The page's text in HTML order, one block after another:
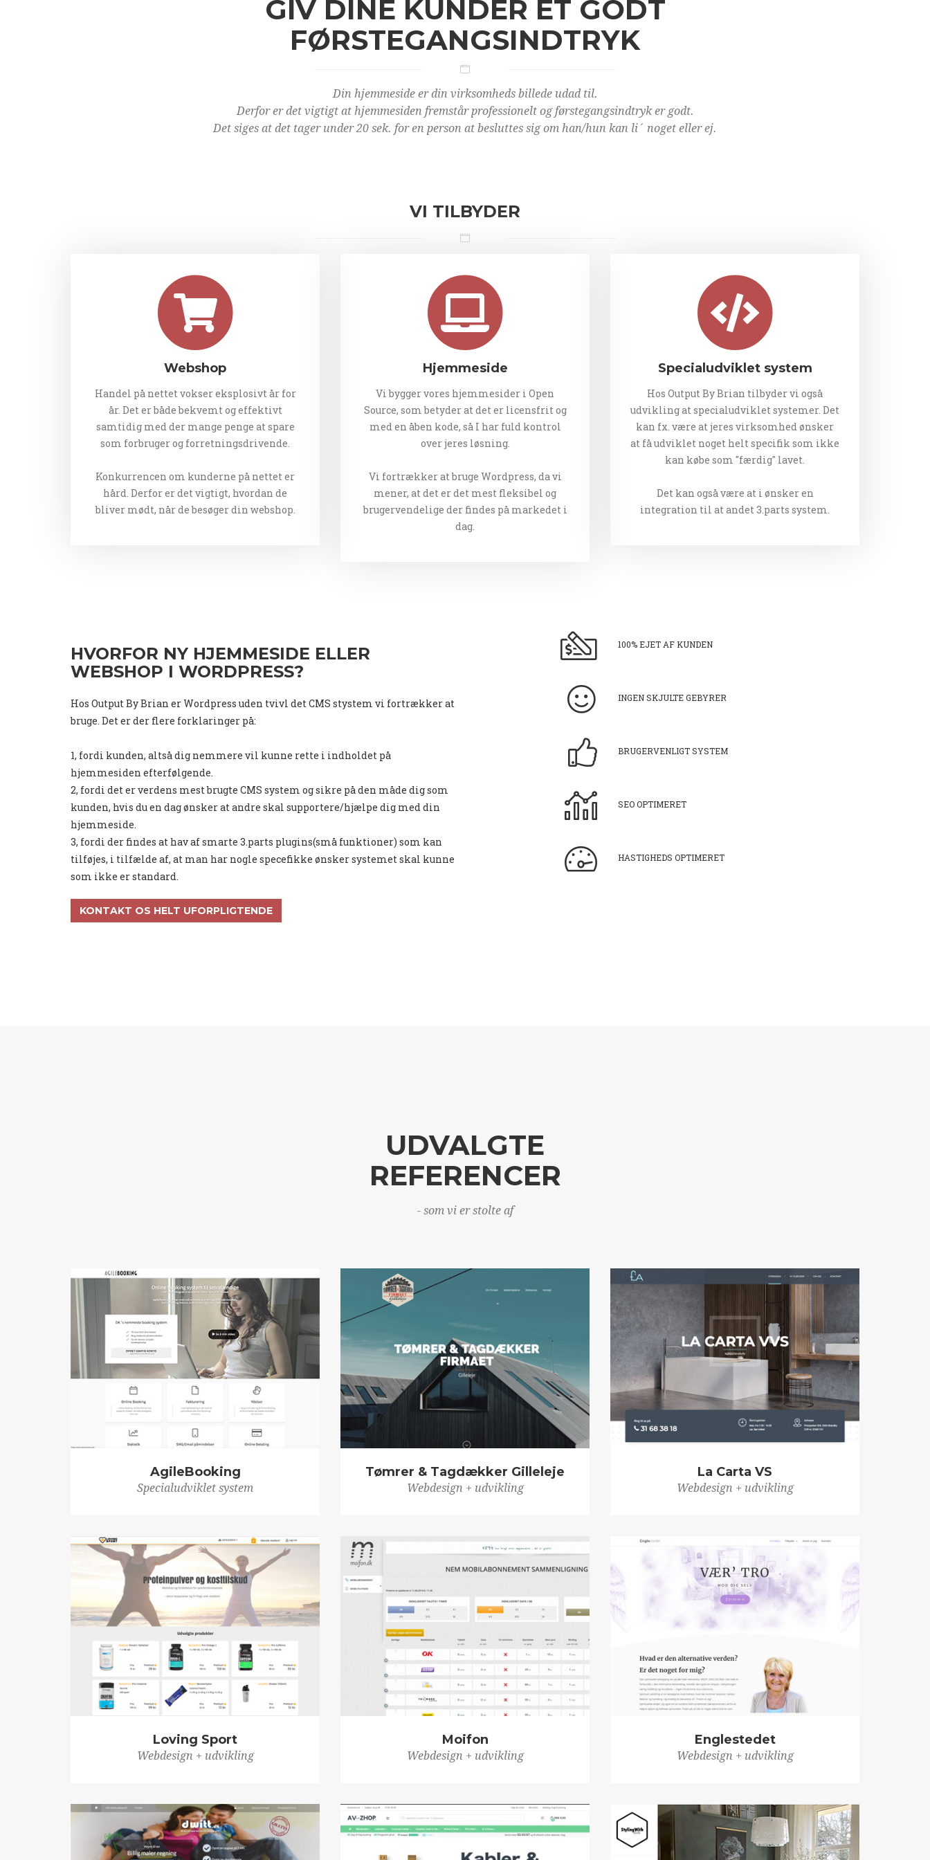
GIV DINE KUNDER ET GODT
FØRSTEGANGSINDTRYK
Din hjemmeside er din virksomheds billede udad til.
Derfor er det vigtigt at hjemmesiden fremstår professionelt og førstegangsindtryk er godt.
Det siges at det tager under 20 sek. for en person at besluttes sig om han/hun kan li´ noget eller ej.
VI TILBYDER
Webshop
Handel på nettet vokser eksplosivt år for
år. Det er både bekvemt og effektivt
samtidig med der mange penge at spare
som forbruger og forretningsdrivende.
Konkurrencen om kunderne på nettet er
hård. Derfor er det vigtigt, hvordan de
bliver mødt, når de besøger din webshop.
Hjemmeside
Vi bygger vores hjemmesider i Open
Source, som betyder at det er licensfrit og
med en åben kode, så I har fuld kontrol
over jeres løsning.
Vi fortrækker at bruge Wordpress, da vi
mener, at det er det mest fleksibel og
brugervendelige der findes på markedet i
dag.
Specialudviklet system
Hos Output By Brian tilbyder vi også
udvikling at specialudviklet systemer. Det
kan fx. være at jeres virksomhed ønsker
at få udviklet noget helt specifik som ikke
kan købe som "færdig" lavet.
Det kan også være at i ønsker en
integration til at andet 3.parts system.
HVORFOR NY HJEMMESIDE ELLER
WEBSHOP I WORDPRESS?
Hos Output By Brian er Wordpress uden tvivl det CMS stystem vi fortrækker at
bruge. Det er der flere forklaringer på:
1, fordi kunden, altså dig nemmere vil kunne rette i indholdet på
hjemmesiden efterfølgende.
2, fordi det er verdens mest brugte CMS system og sikre på den måde dig som
kunden, hvis du en dag ønsker at andre skal supportere/hjælpe dig med din
hjemmeside.
3, fordi der findes at hav af smarte 3.parts plugins(små funktioner) som kan
tilføjes, i tilfælde af, at man har nogle specefikke ønsker systemet skal kunne
som ikke er standard.
KONTAKT OS HELT UFORPLIGTENDE
100% ejet af kunden
Ingen skjulte gebyrer
Brugervenligt system
SEO optimeret
Hastigheds optimeret
UDVALGTE
REFERENCER
- som vi er stolte af
AgileBooking
Specialudviklet system
Tømrer & Tagdækker Gilleleje
Webdesign + udvikling
La Carta VS
Webdesign + udvikling
Loving Sport
Webdesign + udvikling
Moifon
Webdesign + udvikling
Englestedet
Webdesign + udvikling